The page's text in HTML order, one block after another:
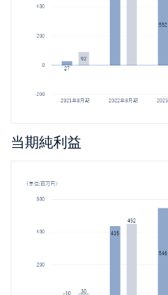
当期純利益